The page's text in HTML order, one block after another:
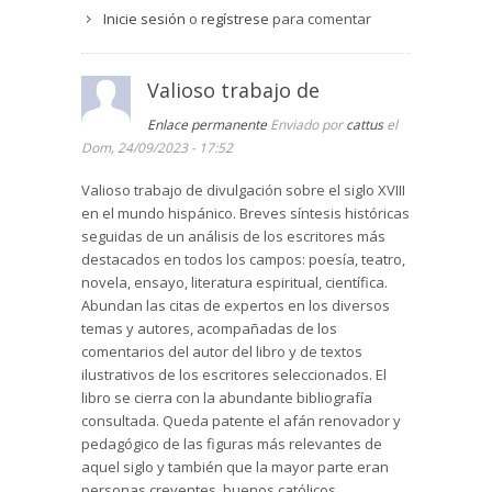
Inicie sesión o regístrese para comentar
Valioso trabajo de
Enlace permanente Enviado porcattusel
Dom, 24/09/2023 - 17:52
Valioso trabajo de divulgación sobre el siglo XVIII
en el mundo hispánico. Breves síntesis históricas
seguidas de un análisis de los escritores más
destacados en todos los campos: poesía, teatro,
novela, ensayo, literatura espiritual, científica.
Abundan las citas de expertos en los diversos
temas y autores, acompañadas de los
comentarios del autor del libro y de textos
ilustrativos de los escritores seleccionados. El
libro se cierra con la abundante bibliografía
consultada. Queda patente el afán renovador y
pedagógico de las figuras más relevantes de
aquel siglo y también que la mayor parte eran